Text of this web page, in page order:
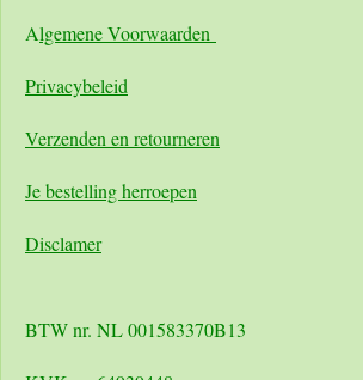
Algemene Voorwaarden
Privacybeleid
Verzenden en retourneren
Je bestelling herroepen
Disclamer
BTW nr. NL 001583370B13